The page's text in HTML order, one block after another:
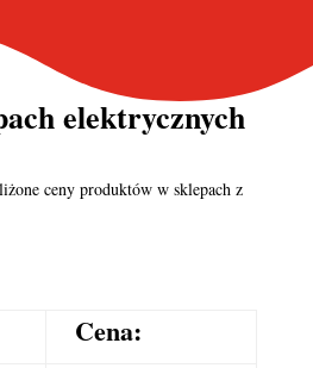
elektrycznych
ceny produktów w sklepach z
Cena: